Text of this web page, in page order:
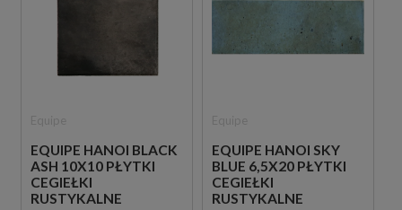
EQUIPE HANOI BLACK
ASH 10X10 PŁYTKI
CEGIEŁKI
RUSTYKALNE
EQUIPE HANOI SKY
BLUE 6,5X20 PŁYTKI
CEGIEŁKI
RUSTYKALNE